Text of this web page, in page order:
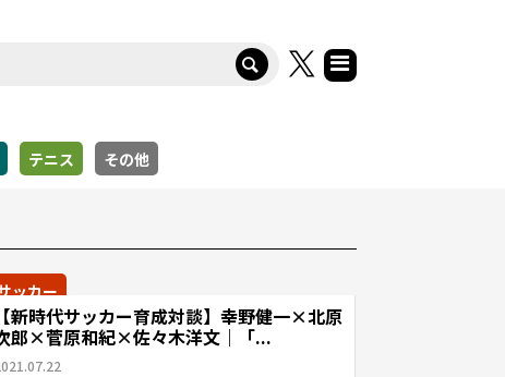
テニス その他
ッカー
【新時代サッカー育成対談】幸野健一×北原
郎×菅原和紀×佐々木洋文｜「...